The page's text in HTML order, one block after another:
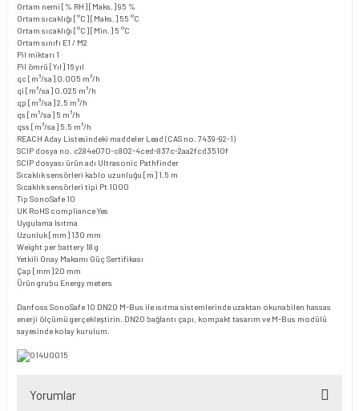
Ortam nemi [% RH] [Maks.]95 %
Ortam sıcaklığı [°C] [Maks.] 55 °C
Ortam sıcaklığı [°C] [Min.] 5 °C
Ortam sınıfı E1 / M2
Pil miktarı 1
Pil ömrü [Yıl] 16 yıl
qc [m³/sa] 0.005 m³/h
qi [m³/sa] 0.025 m³/h
qp [m³/sa]2.5 m³/h
qs [m³/sa] 5 m³/h
qss [m³/sa] 5.5 m³/h
REACH Aday Listesindeki maddeler Lead (CAS no. 7439-92-1)
SCIP dosya no. c284e070-c802-4ced-837c-2aa2fcd3510f
SCIP dosyası ürün adı Ultrasonic Pathfinder
Sıcaklık sensörleri kablo uzunluğu [m] 1.5 m
Sıcaklık sensörleri tipi Pt 1000
Tip SonoSafe 10
UK RoHS complianceYes
Uygulama Isıtma
Uzunluk [mm] 130 mm
Weight per battery 18 g
Yetkili Onay Makamı Güç Sertifikası
Çap [mm]20 mm
Ürün grubu Energy meters
Danfoss SonoSafe 10 DN20 M-Bus ile ısıtma sistemlerinde uzaktan okunabilen hassas
enerji ölçümü gerçekleştirin. DN20 bağlantı çapı, kompakt tasarım ve M-Bus modülü
sayesinde kolay kurulum.
Yorumlar